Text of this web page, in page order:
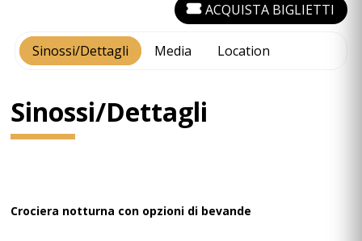
Sinossi/Dettagli Media Location
ACQUISTA BIGLIETTI
Sinossi/Dettagli
Crociera notturna con opzioni di bevande